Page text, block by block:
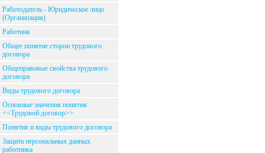
Работодатель - Юридическое лицо
(Организация)
Работник
Общее понятие сторон трудового
договора
Общеправовые свойства трудового
договора
Виды трудового договора
Основные значения понятия
<<Трудовой договор>>
Понятия и виды трудового договора
Защита персональных данных
работника